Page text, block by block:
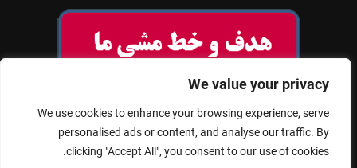
We value your privacy
We use cookies to enhance your browsing experience, serve
personalised ads or content, and analyse our traffic. By
clicking "Accept All", you consent to our use of cookies.